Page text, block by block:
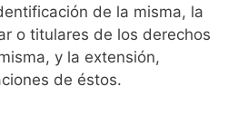
de la misma, la
o titulares de los derechos
y la extensión,
de éstos.